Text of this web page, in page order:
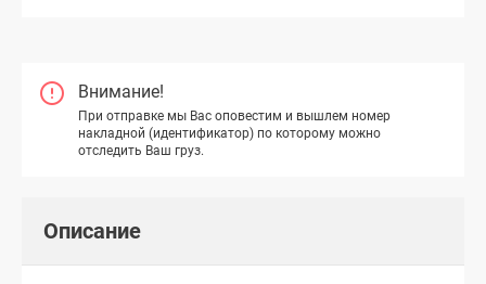
Внимание!
При отправке мы Вас оповестим и вышлем номер
накладной (идентификатор) по которому можно
отследить Ваш груз.
Описание